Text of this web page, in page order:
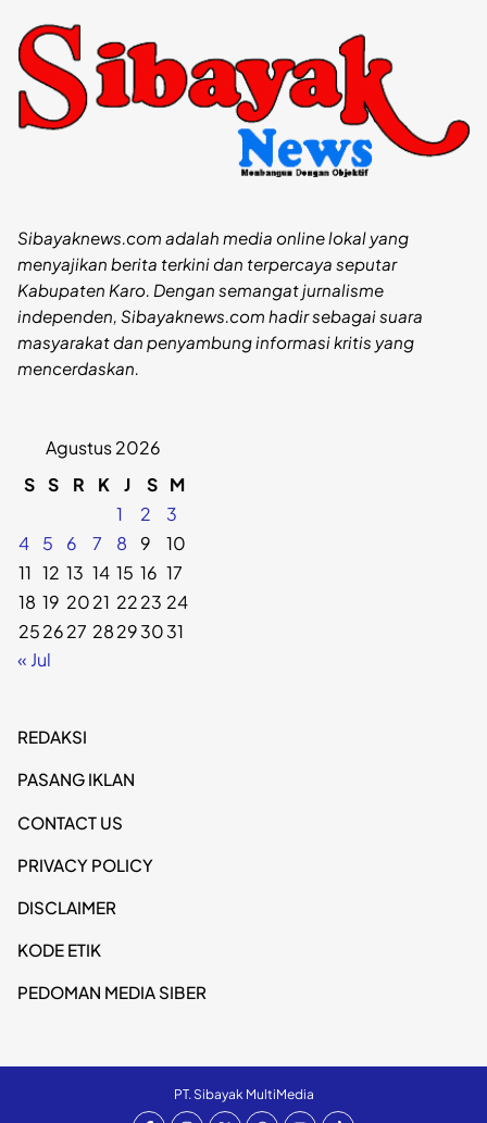
Sibayaknews.com adalah media online lokal yang
menyajikan berita terkini dan terpercaya seputar
Kabupaten Karo. Dengan semangat jurnalisme
independen, Sibayaknews.com hadir sebagai suara
masyarakat dan penyambung informasi kritis yang
mencerdaskan.
Agustus 2026
S S R K J S M
1
2
3
4
5 6 7 8 9
10
11 12 13 14 15 16 17
18 19 2021 2223 24
252627 28293031
« Jul
REDAKSI
PASANG IKLAN
CONTACT US
PRIVACY POLICY
DISCLAIMER
KODE ETIK
PEDOMAN MEDIA SIBER
PT. Sibayak MultiMedia